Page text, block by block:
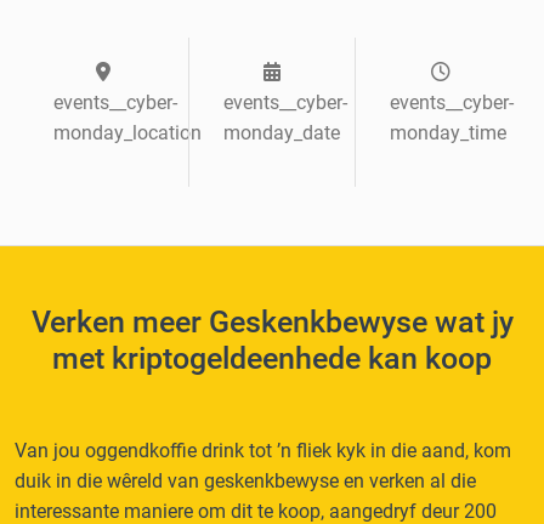
events__cyber-
monday_location
events__cyber-
monday_date
events__cyber-
monday_time
Verken meer Geskenkbewyse wat jy
met kriptogeldeenhede kan koop
Van jou oggendkoffie drink tot ’n fliek kyk in die aand, kom
duik in die wêreld van geskenkbewyse en verken al die
interessante maniere om dit te koop, aangedryf deur 200